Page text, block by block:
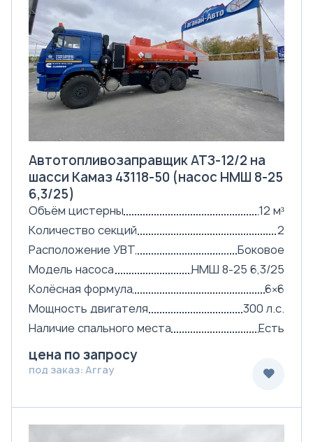
Автотопливозаправщик АТЗ-12/2 на
шасси Камаз 43118-50 (насос НМШ 8-25
6,3/25)
Объём цистерны
12 м³
Количество секций
2
Расположение УВТ
Боковое
Модель насоса
НМШ 8-25 6,3/25
Колёсная формула
6×6
Мощность двигателя
300 л.с.
Наличие спального места
Есть
цена по запросу
под заказ: Array